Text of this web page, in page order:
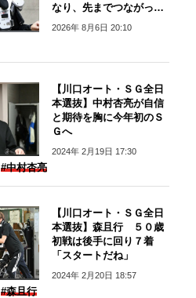
なり、先までつながって
いる」
2026年 8月6日 20:10
【川口オート・ＳＧ全日
本選抜】中村杏亮が自信
と期待を胸に今年初のＳ
Ｇへ
2024年 2月19日 17:30
#中村杏亮
【川口オート・ＳＧ全日
本選抜】森且行 ５０歳
初戦は後手に回り７着
「スタートだね」
2024年 2月20日 18:57
#森且行